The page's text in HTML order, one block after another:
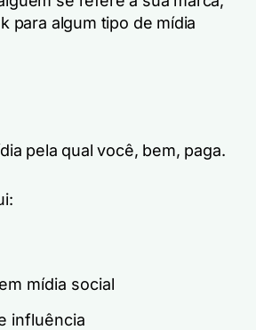
para algum tipo de mídia
pela qual você, bem, paga.
mídia social
influência